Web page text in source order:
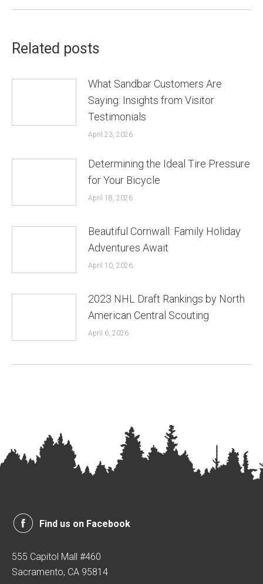
Related posts
What Sandbar Customers Are
Saying: Insights from Visitor
Testimonials
April 23, 2026
Determining the Ideal Tire Pressure
for Your Bicycle
April 18, 2026
Beautiful Cornwall: Family Holiday
Adventures Await
April 10, 2026
2023 NHL Draft Rankings by North
American Central Scouting
April 6, 2026
Find us on Facebook
555 Capitol Mall #460
Sacramento, CA 95814